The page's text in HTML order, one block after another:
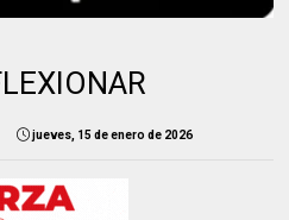
jueves, 15 de enero de 2026